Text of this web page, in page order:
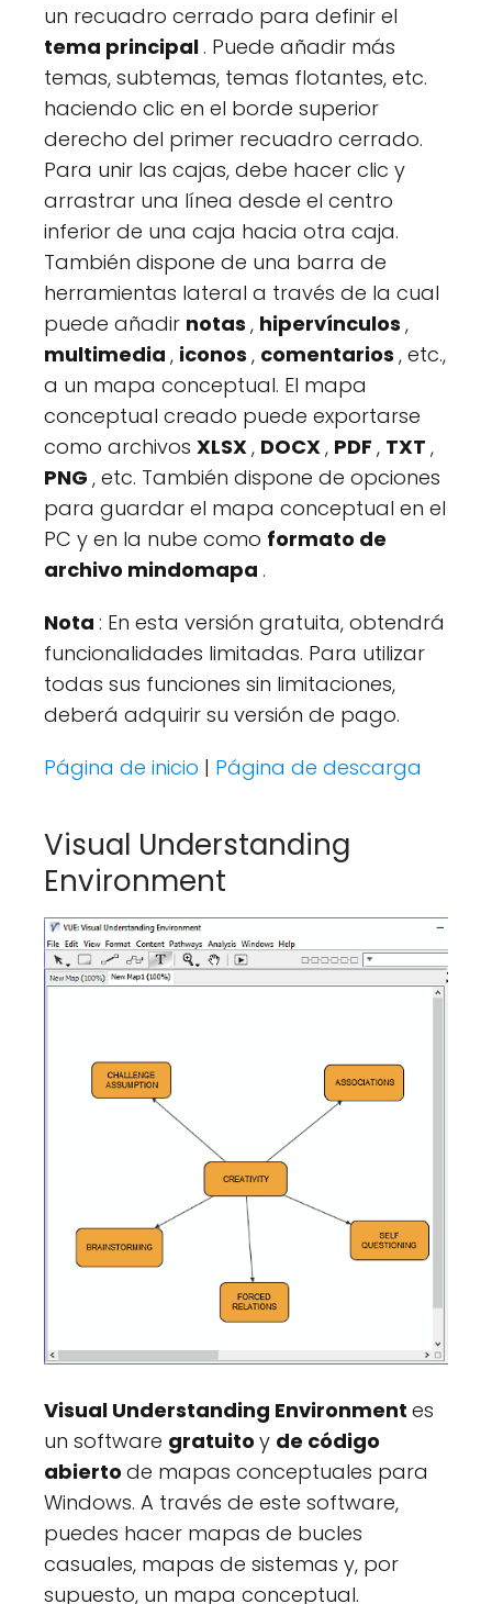
un recuadro cerrado para definir el
tema principal. Puede añadir más
temas, subtemas, temas flotantes, etc.
haciendo clic en el borde superior
derecho del primer recuadro cerrado.
Para unir las cajas, debe hacer clic y
arrastrar una línea desde el centro
inferior de una caja hacia otra caja.
También dispone de una barra de
herramientas lateral a través de la cual
puede añadir notas , hipervínculos ,
multimedia , iconos , comentarios , etc.,
a un mapa conceptual. El mapa
conceptual creado puede exportarse
como archivos XLSX, DOCX, PDF , TXT ,
PNG , etc. También dispone de opciones
para guardar el mapa conceptual en el
PC y en la nube como formato de
archivo mindomapa .
Nota : En esta versión gratuita, obtendrá
funcionalidades limitadas. Para utilizar
todas sus funciones sin limitaciones,
deberá adquirir su versión de pago.
Página de inicio | Página de descarga
Visual Understanding
Environment
Visual Understanding Environment es
un software gratuito y de código
abierto de mapas conceptuales para
Windows. A través de este software,
puedes hacer mapas de bucles
casuales, mapas de sistemas y, por
supuesto, un mapa conceptual.